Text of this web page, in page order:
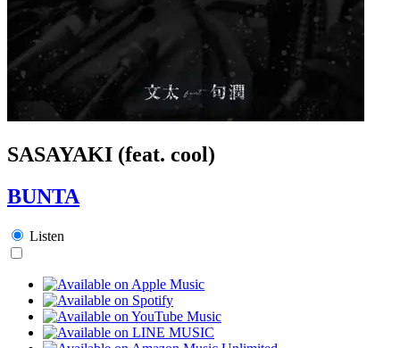
SASAYAKI (feat. cool)
BUNTA
Listen